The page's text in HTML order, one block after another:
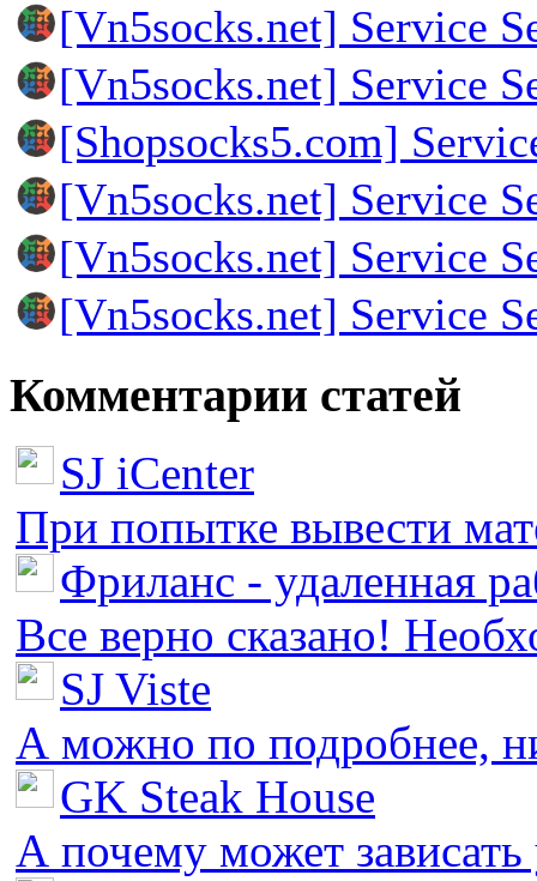
[Vn5socks.net] Service
[Vn5socks.net] Service
[Shopsocks5.com]
[Vn5socks.net] Service
[Vn5socks.net] Service
[Vn5socks.net] Service
Комментарии статей
SJ iCenter
При попытке вывести
Фриланс - удаленная
Все верно сказано!
SJ Viste
А можно по подробнее,
GK Steak House
А почему может зависать